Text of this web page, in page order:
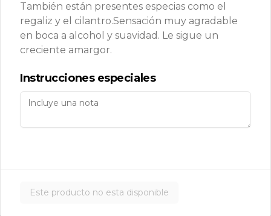
$9.500
tocino crunch.
en una cama de cebollas salteadas,
coronada con salsa agria y ciboulette.
También están presentes especias como el
regaliz y el cilantro.Sensación muy agradable
en boca a alcohol y suavidad. Le sigue un
creciente amargor.
Instrucciones especiales
Este producto no esta disponible